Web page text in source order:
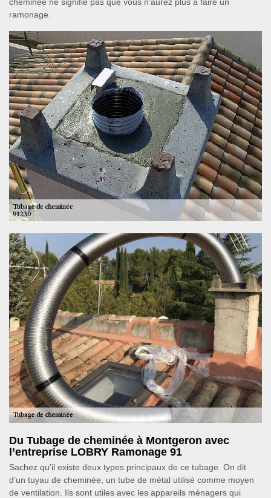
ramonage.
Du Tubage de cheminée à Montgeron avec
l’entreprise LOBRY Ramonage 91
Sachez qu’il existe deux types principaux de ce tubage. On dit
d’un tuyau de cheminée, un tube de métal utilisé comme moyen
de ventilation. Ils sont utiles avec les appareils ménagers qui